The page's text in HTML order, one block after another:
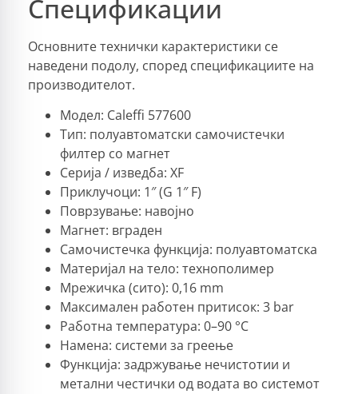
Спецификации
Основните технички карактеристики се
наведени подолу, според спецификациите на
производителот.
Модел: Caleffi 577600
Тип: полуавтоматски самочистечки
филтер со магнет
Серија / изведба: XF
Приклучоци: 1″ (G 1″ F)
Поврзување: навојно
Магнет: вграден
Самочистечка функција: полуавтоматска
Материјал на тело: технополимер
Мрежичка (сито): 0,16 mm
Максимален работен притисок: 3 bar
Работна температура: 0–90 °C
Намена: системи за греење
Функција: задржување нечистотии и
метални честички од водата во системот